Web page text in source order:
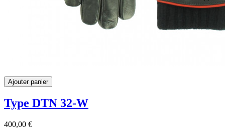
Ajouter panier
Type DTN 32-W
400,00 €